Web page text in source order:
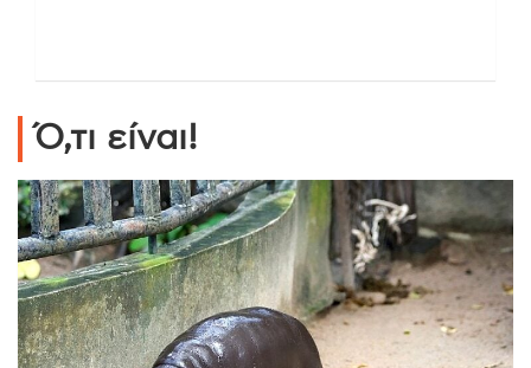
Ό,τι είναι!